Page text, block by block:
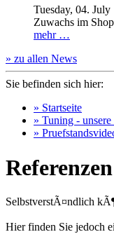
Tuesday, 04.
Zuwachs im
mehr …
» zu allen News
Sie befinden sich hier:
» Startseite
» Tuning -
»
SelbstverstÃ¤ndlich
Hier finden Sie jedoch